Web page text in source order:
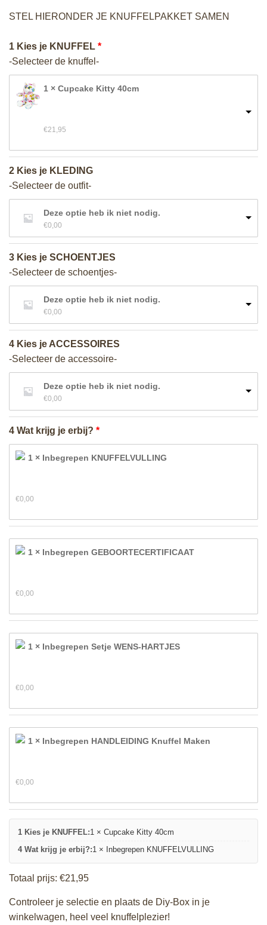
STEL HIERONDER JE KNUFFELPAKKET SAMEN
1 Kies je KNUFFEL
-Selecteer de knuffel-
1 × Cupcake Kitty 40cm
€21,95
2 Kies je KLEDING
-Selecteer de outfit-
Deze optie heb ik niet nodig.
€0,00
3 Kies je SCHOENTJES
-Selecteer de schoentjes-
Deze optie heb ik niet nodig.
€0,00
4 Kies je ACCESSOIRES
-Selecteer de accessoire-
Deze optie heb ik niet nodig.
€0,00
4 Wat krijg je erbij?
1 × Inbegrepen KNUFFELVULLING
€0,00
1 × Inbegrepen GEBOORTECERTIFICAAT
€0,00
1 × Inbegrepen Setje WENS-HARTJES
€0,00
1 × Inbegrepen HANDLEIDING Knuffel Maken
€0,00
1 Kies je KNUFFEL:1 × Cupcake Kitty 40cm
4 Wat krijg je erbij?:1 × Inbegrepen KNUFFELVULLING
Totaal prijs: €21,95
Controleer je selectie en plaats de Diy-Box in je